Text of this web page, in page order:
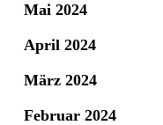
Mai 2024
April 2024
März 2024
Februar 2024